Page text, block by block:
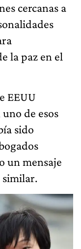
cercanas a
la paz en el
EEUU
de esos
sido
un mensaje
similar.